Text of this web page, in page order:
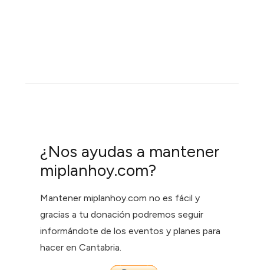
¿Nos ayudas a mantener
miplanhoy.com?
Mantener miplanhoy.com no es fácil y
gracias a tu donación podremos seguir
informándote de los eventos y planes para
hacer en Cantabria.